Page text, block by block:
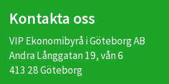
Kontakta oss
VIP Ekonomibyrå i Göteborg AB
Andra Långgatan 19, vån 6
413 28 Göteborg